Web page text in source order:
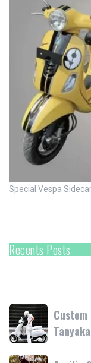
Special Vespa
Recents Posts
Custom
Super
white
Vespa
Aprilia